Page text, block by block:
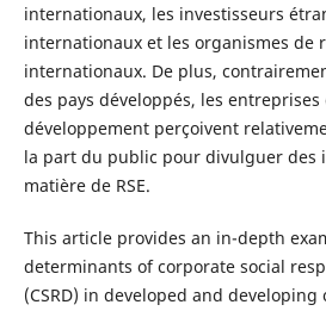
internationaux, les investisseurs
internationaux et les organismes de
internationaux. De plus,
des pays développés, les entreprises
développement perçoivent
la part du public pour divulguer des
matière de RSE.
This article provides an in-depth
determinants of corporate social
(CSRD) in developed and